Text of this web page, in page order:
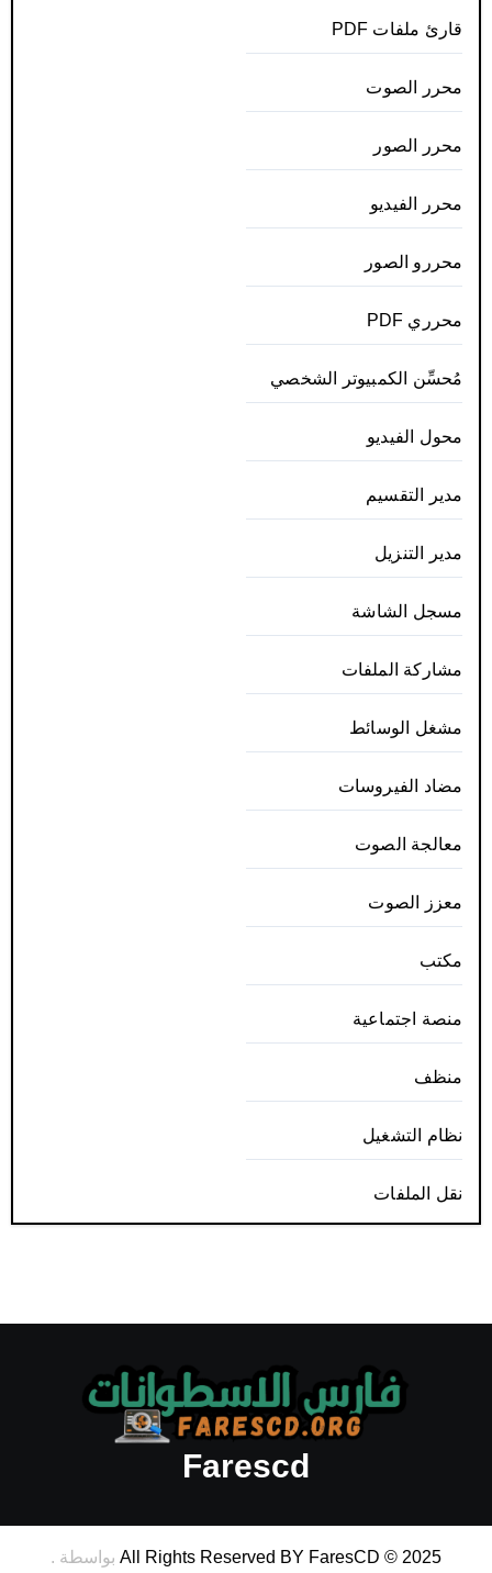
قارئ ملفات PDF
محرر الصوت
محرر الصور
محرر الفيديو
محررو الصور
محرري PDF
مُحسِّن الكمبيوتر الشخصي
محول الفيديو
مدير التقسيم
مدير التنزيل
مسجل الشاشة
مشاركة الملفات
مشغل الوسائط
مضاد الفيروسات
معالجة الصوت
معزز الصوت
مكتب
منصة اجتماعية
منظف
نظام التشغيل
نقل الملفات
Farescd
All Rights Reserved BY FaresCD © 2025 بواسطة .